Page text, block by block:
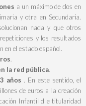
a un máximo de dos en
y otra en Secundaria.
nada y que otros
y los resultados
en el estado español.
.
la red pública.
años . En este sentido, el
de euros a la creación
Infantil d e titularidad